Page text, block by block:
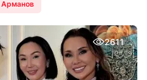
Арманов
2611